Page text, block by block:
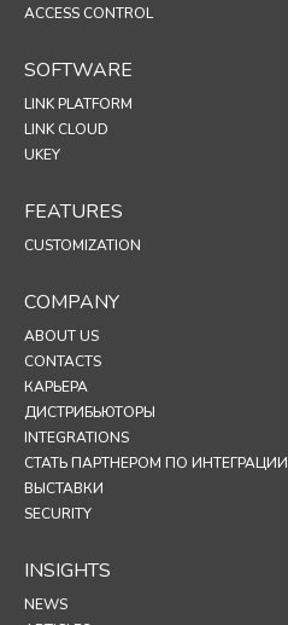
ACCESS CONTROL
SOFTWARE
LINK PLATFORM
LINK CLOUD
UKEY
FEATURES
CUSTOMIZATION
COMPANY
ABOUT US
CONTACTS
КАРЬЕРА
ДИСТРИБЬЮТОРЫ
INTEGRATIONS
СТАТЬ ПАРТНЕРОМ ПО ИНТЕГРАЦИИ
ВЫСТАВКИ
SECURITY
INSIGHTS
NEWS